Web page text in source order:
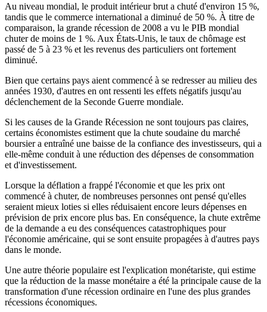
Au niveau mondial, le produit intérieur brut a chuté d'environ 15 %,
tandis que le commerce international a diminué de 50 %. À titre de
comparaison, la grande récession de 2008 a vu le PIB mondial
chuter de moins de 1 %. Aux États-Unis, le taux de chômage est
passé de 5 à 23 % et les revenus des particuliers ont fortement
diminué.
Bien que certains pays aient commencé à se redresser au milieu des
années 1930, d'autres en ont ressenti les effets négatifs jusqu'au
déclenchement de la Seconde Guerre mondiale.
Si les causes de la Grande Récession ne sont toujours pas claires,
certains économistes estiment que la chute soudaine du marché
boursier a entraîné une baisse de la confiance des investisseurs, qui a
elle-même conduit à une réduction des dépenses de consommation
et d'investissement.
Lorsque la déflation a frappé l'économie et que les prix ont
commencé à chuter, de nombreuses personnes ont pensé qu'elles
seraient mieux loties si elles réduisaient encore leurs dépenses en
prévision de prix encore plus bas. En conséquence, la chute extrême
de la demande a eu des conséquences catastrophiques pour
l'économie américaine, qui se sont ensuite propagées à d'autres pays
dans le monde.
Une autre théorie populaire est l'explication monétariste, qui estime
que la réduction de la masse monétaire a été la principale cause de la
transformation d'une récession ordinaire en l'une des plus grandes
récessions économiques.